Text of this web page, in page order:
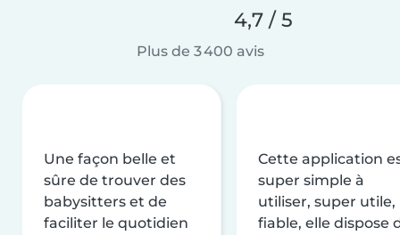
4,7 / 5
Plus de 3 400 avis
Une façon belle et
sûre de trouver des
babysitters et de
faciliter le quotidien
Cette application
super simple à
utiliser, super utile,
fiable, elle dispose